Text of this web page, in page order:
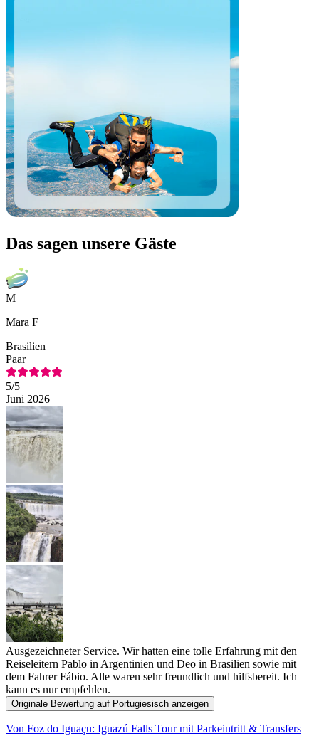
Das sagen unsere Gäste
M
Mara F
Brasilien
Paar
5/5
Juni 2026
Ausgezeichneter Service. Wir hatten eine tolle Erfahrung mit den
Reiseleitern Pablo in Argentinien und Deo in Brasilien sowie mit
dem Fahrer Fábio. Alle waren sehr freundlich und hilfsbereit. Ich
kann es nur empfehlen.
Originale Bewertung auf Portugiesisch anzeigen
Von Foz do Iguaçu: Iguazú Falls Tour mit Parkeintritt & Transfers